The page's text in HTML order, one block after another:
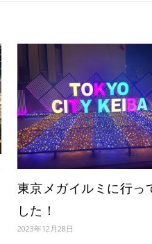
東京メガイルミに行っ
した！
2023年12月28日